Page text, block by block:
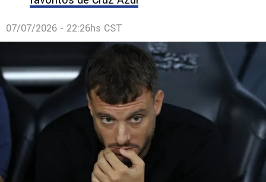
07/07/2026 - 22:26hs CST